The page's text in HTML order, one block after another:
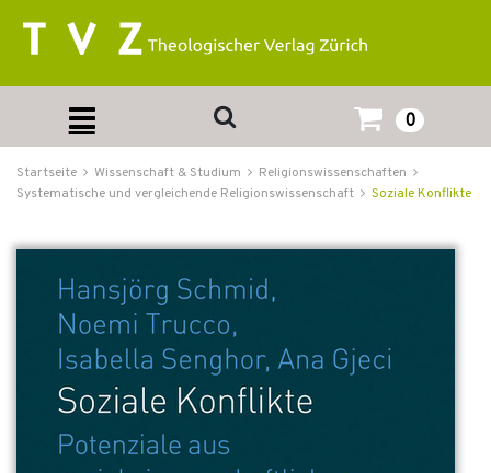
0
Startseite Wissenschaft & Studium
Religionswissenschaften
Systematische und vergleichende Religionswissenschaft
Soziale Konflikte